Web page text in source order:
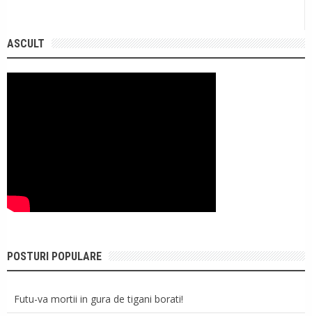
ASCULT
POSTURI POPULARE
Futu-va mortii in gura de tigani borati!